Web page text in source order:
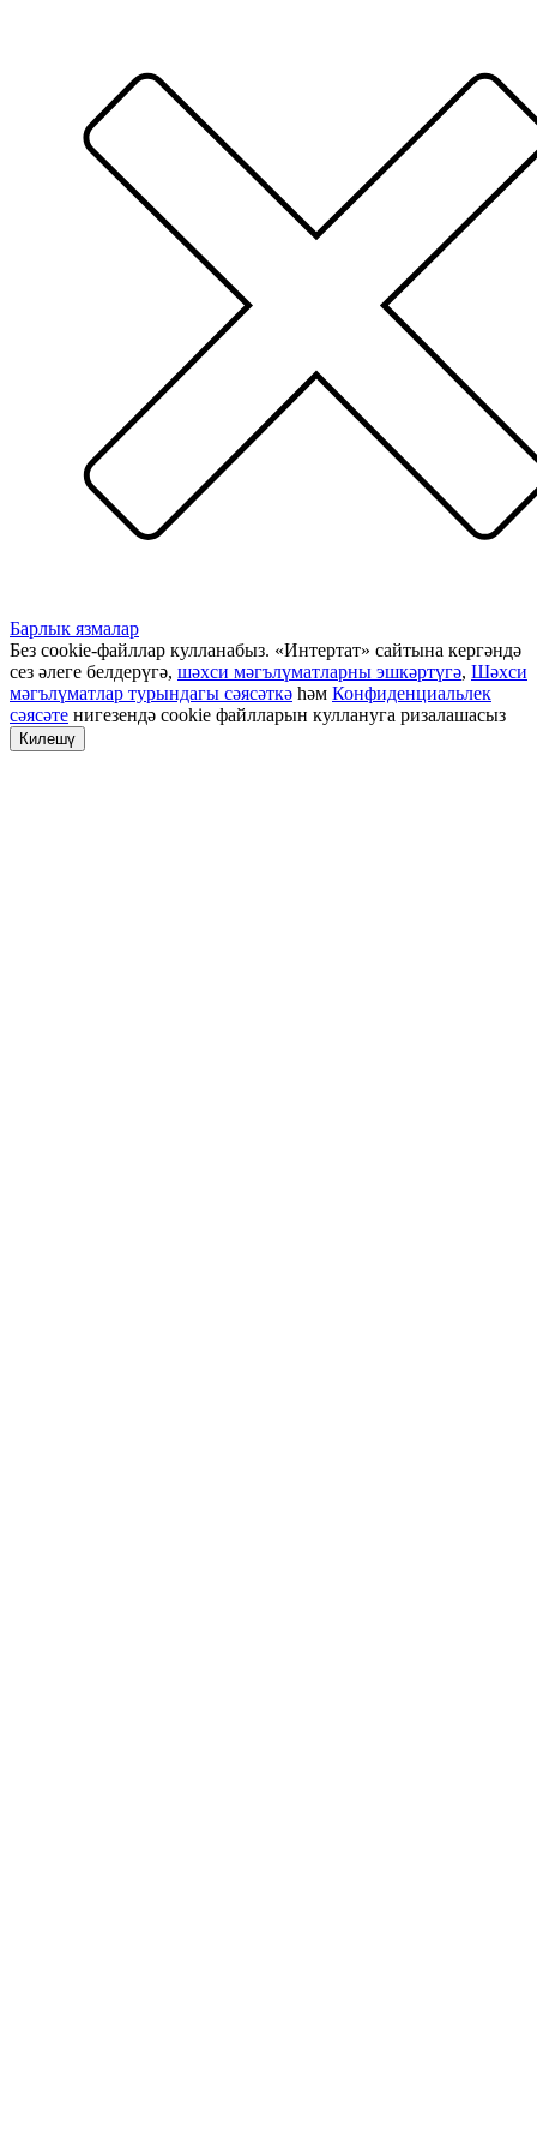
Барлык язмалар
Без cookie-файллар кулланабыз. «Интертат» сайтына кергәндә
сез әлеге белдерүгә, шәхси мәгълүматларны эшкәртүгә, Шәхси
мәгълүматлар турындагы сәясәткә һәм Конфиденциальлек
сәясәте нигезендә cookie файлларын куллануга ризалашасыз
Килешү